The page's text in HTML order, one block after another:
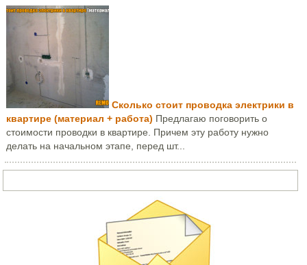
Сколько стоит проводка электрики в
квартире (материал + работа) Предлагаю поговорить о
стоимости проводки в квартире. Причем эту работу нужно
делать на начальном этапе, перед шт...